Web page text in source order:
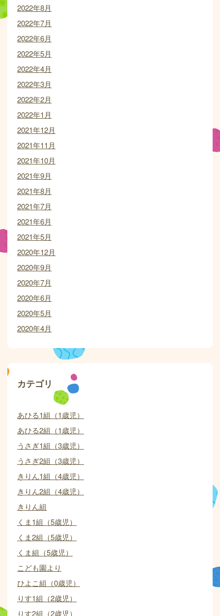
2022年8月
2022年7月
2022年6月
2022年5月
2022年4月
2022年3月
2022年2月
2022年1月
2021年12月
2021年11月
2021年10月
2021年9月
2021年8月
2021年7月
2021年6月
2021年5月
2020年12月
2020年9月
2020年7月
2020年6月
2020年5月
2020年4月
カテゴリ
あひる1組（1歳児）
あひる2組（1歳児）
うさぎ1組（3歳児）
うさぎ2組（3歳児）
きりん1組（4歳児）
きりん2組（4歳児）
きりん組
くま1組（5歳児）
くま2組（5歳児）
くま組（5歳児）
こども園より
ひよこ組（0歳児）
りす1組（2歳児）
りす2組（2歳児）